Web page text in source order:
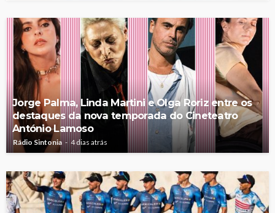
Jorge Palma, Linda Martini e Olga Roriz entre os
destaques da nova temporada do Cineteatro
António Lamoso
Rádio Sintonia 4 dias atrás